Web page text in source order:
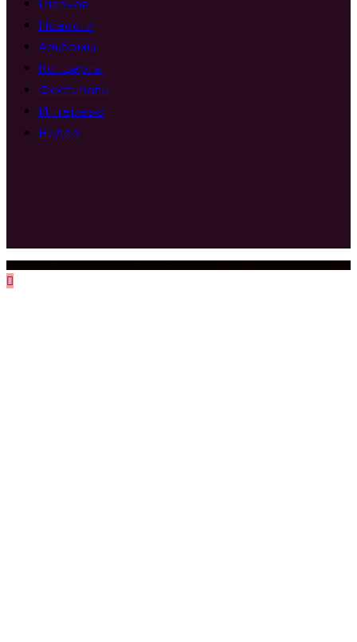
Главная
Новости
Альбомы
Концерты
Фестивали
Интервью
Видео
2023-2025 World Of Piano Новости из мира фортепианной музыки